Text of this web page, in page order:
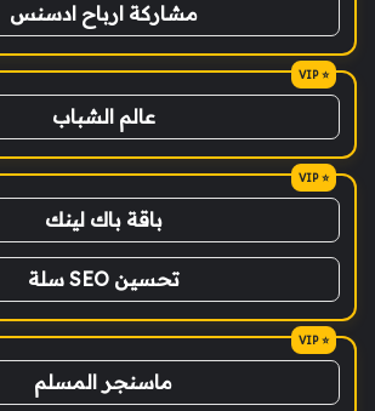
مشاركة ارباح ادسنس
عالم الشباب
باقة باك لينك
تحسين SEO سلة
ماسنجر المسلم